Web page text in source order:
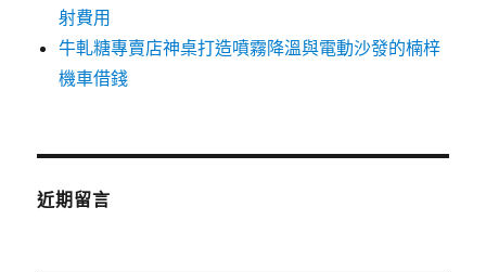
射費用
牛軋糖專賣店神桌打造噴霧降溫與電動沙發的楠梓
機車借錢
近期留言